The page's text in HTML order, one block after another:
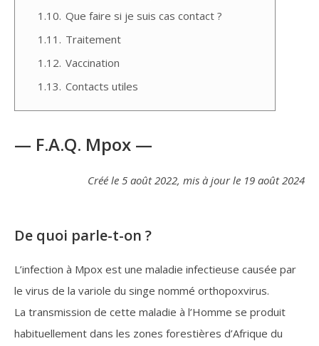
1.10. Que faire si je suis cas contact ?
1.11. Traitement
1.12. Vaccination
1.13. Contacts utiles
— F.A.Q. Mpox —
Créé le 5 août 2022, mis à jour le 19 août 2024
De quoi parle-t-on ?
L’infection à Mpox est une maladie infectieuse causée par
le virus de la variole du singe nommé orthopoxvirus.
La transmission de cette maladie à l’Homme se produit
habituellement dans les zones forestières d’Afrique du